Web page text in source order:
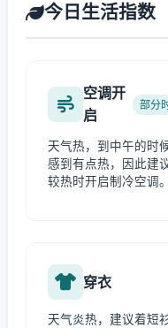
今日生活指数
空调开
启
部分
天气热，到中午的时
感到有点热，因此建
较热时开启制冷空调。
穿衣
天气炎热，建议着短